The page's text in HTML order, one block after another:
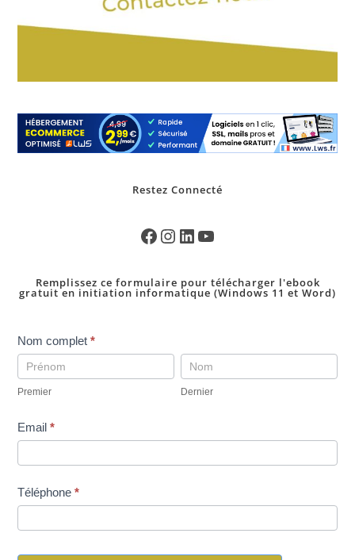
Restez Connecté
Remplissez ce formulaire pour télécharger l'ebook
gratuit en initiation informatique (Windows 11 et Word)
pop
up
telechargement
ebookINI-
Nom complet*
Premier
Premier
Dernier
Dernier
Email*
Téléphone*